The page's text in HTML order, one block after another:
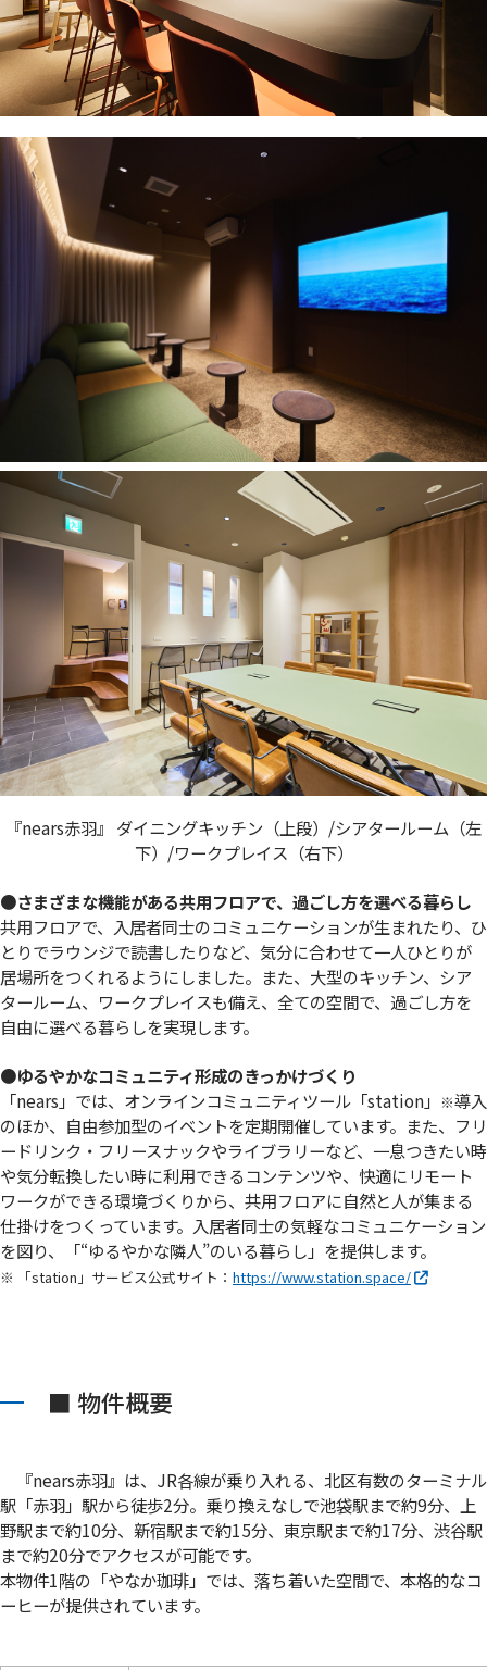
『nears赤羽』 ダイニングキッチン（上段）/シアタールーム（左
下）/ワークプレイス（右下）
●さまざまな機能がある共用フロアで、過ごし方を選べる暮らし
共用フロアで、入居者同士のコミュニケーションが生まれたり、ひ
とりでラウンジで読書したりなど、気分に合わせて一人ひとりが
居場所をつくれるようにしました。また、大型のキッチン、シア
タールーム、ワークプレイスも備え、全ての空間で、過ごし方を
自由に選べる暮らしを実現します。
●ゆるやかなコミュニティ形成のきっかけづくり
「nears」では、オンラインコミュニティツール「station」 ※導入
のほか、自由参加型のイベントを定期開催しています。また、フリ
ードリンク・フリースナックやライブラリーなど、一息つきたい時
や気分転換したい時に利用できるコンテンツや、快適にリモート
ワークができる環境づくりから、共用フロアに自然と人が集まる
仕掛けをつくっています。入居者同士の気軽なコミュニケーション
を図り、「“ゆるやかな隣人”のいる暮らし」を提供します。
※ 「station」サービス公式サイト： https://www.station.space/
■ 物件概要
『nears赤羽』は、JR各線が乗り入れる、北区有数のターミナル
駅「赤羽」駅から徒歩2分。乗り換えなしで池袋駅まで約9分、上
野駅まで約10分、新宿駅まで約15分、東京駅まで約17分、渋谷駅
まで約20分でアクセスが可能です。
本物件1階の「やなか珈琲」では、落ち着いた空間で、本格的なコ
ーヒーが提供されています。